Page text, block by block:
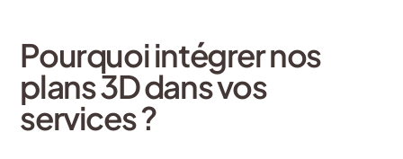
Pourquoi intégrer nos
plans 3D dans vos
services ?